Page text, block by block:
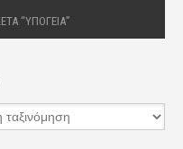
“ΥΠΌΓΕΙΑ”